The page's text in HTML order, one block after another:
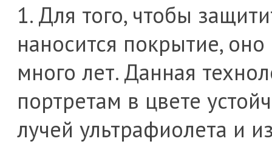
1. Для того, чтобы
наносится покрытие, оно
много лет. Данная
портретам в цвете
лучей ультрафиолета и